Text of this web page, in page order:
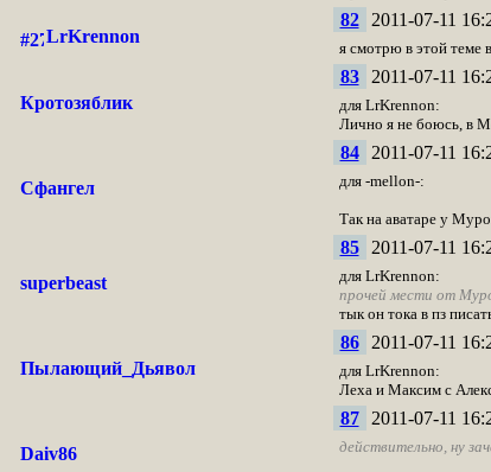
LrKrennon
82 2011-07-11
я смотрю в этой теме
Кротозяблик
83 2011-07-11
для LrKrennon:
Лично я не боюсь, в
Сфангел
84 2011-07-11
для -mellon-:
Так на аватаре у
superbeast
85 2011-07-11
для LrKrennon:
прочей мести от
тык он тока в пз
Пылающий_Дьявол
86 2011-07-11
для LrKrennon:
Леха и Максим с
Daiv86
87 2011-07-11
действительно, ну